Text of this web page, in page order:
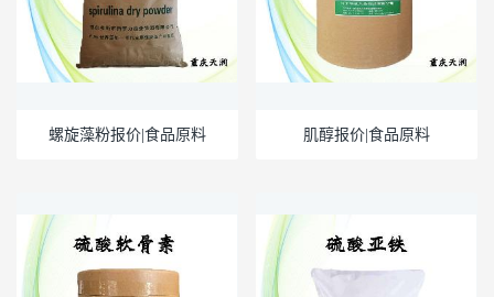
螺旋藻粉报价|食品原料 肌醇报价|食品原料